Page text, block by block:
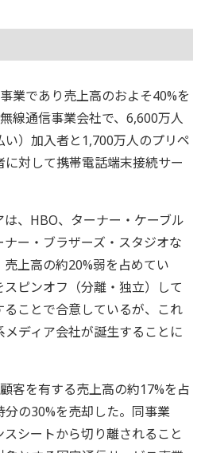
業であり売上高のおよそ40%を
線通信事業会社で、6,600万人
）加入者と1,700万人のプリペ
対して携帯電話端末接続サー
、HBO、ターナー・ケーブル
ー・ブラザーズ・スタジオな
上高の約20%弱を占めてい
ピンオフ（分離・独立）して
ことで合意しているが、これ
ディア会社が誕生することに
客を有する売上高の約17%を占
の30%を売却した。同事業
シートから切り離されること